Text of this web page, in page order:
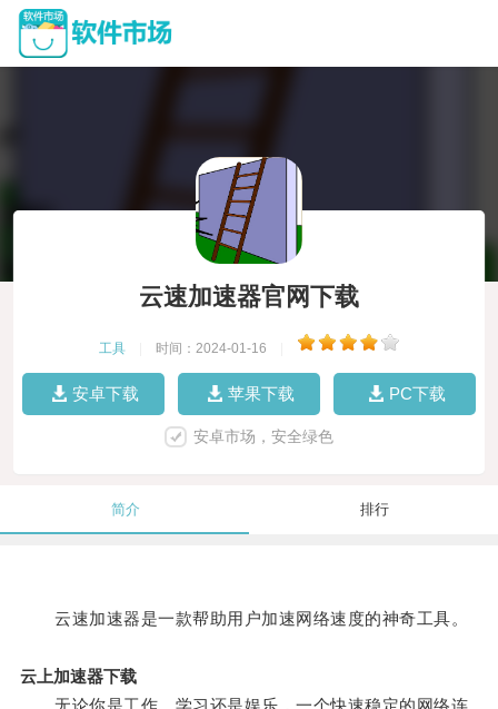
云速加速器官网下载
工具 时间：2024-01-16
安卓下载 苹果下载 PC下载
安卓市场，安全绿色
简介 排行
云速加速器是一款帮助用户加速网络速度的神奇工具。
云上加速器下载